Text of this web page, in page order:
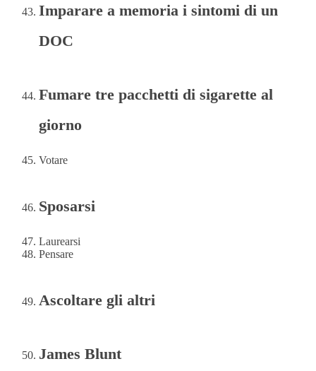
Imparare a memoria i sintomi di un
DOC
Fumare tre pacchetti di sigarette al
giorno
Votare
Sposarsi
Laurearsi
Pensare
Ascoltare gli altri
James Blunt